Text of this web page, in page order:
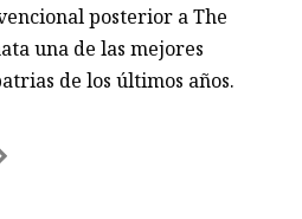
posterior a The
una de las mejores
de los últimos años.